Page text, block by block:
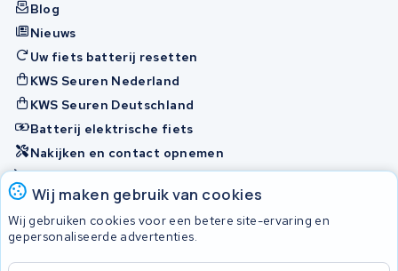
Wij maken gebruik van cookies
Wij gebruiken cookies voor een betere site-ervaring en
gepersonaliseerde advertenties.
Blog
Nieuws
Uw fiets batterij resetten
KWS Seuren Nederland
KWS Seuren Deutschland
Batterij elektrische fiets
Nakijken en contact opnemen
Onherstelbaar
Accu's